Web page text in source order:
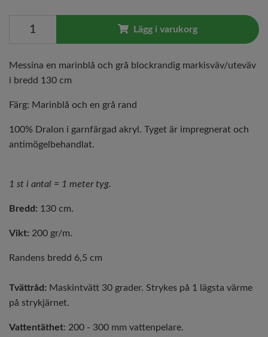
Lägg i varukorg
Messina en marinblå och grå blockrandig markisväv/uteväv
i bredd 130 cm
Färg: Marinblå och en grå rand
100% Dralon i garnfärgad akryl. Tyget är impregnerat och
antimögelbehandlat.
1 st i antal = 1 meter tyg.
Bredd: 130 cm.
Vikt: 200 gr/m.
Randens bredd 6,5 cm
Tvättråd: Maskintvätt 30 grader. Strykes på 1 lägsta värme
på strykjärnet.
Vattentäthet: 200 - 300 mm vattenpelare.